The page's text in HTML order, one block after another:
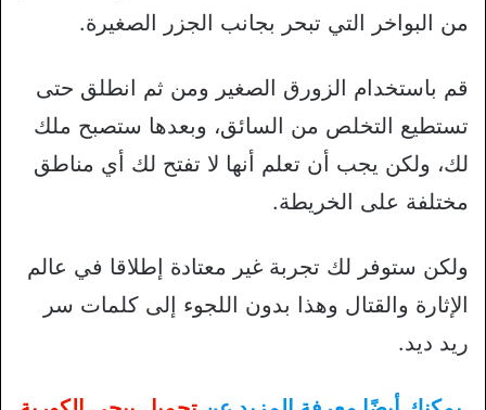
من البواخر التي تبحر بجانب الجزر الصغيرة.
قم باستخدام الزورق الصغير ومن ثم انطلق حتى
تستطيع التخلص من السائق، وبعدها ستصبح ملك
لك، ولكن يجب أن تعلم أنها لا تفتح لك أي مناطق
مختلفة على الخريطة.
ولكن ستوفر لك تجربة غير معتادة إطلاقا في عالم
الإثارة والقتال وهذا بدون اللجوء إلى كلمات سر
ريد ديد.